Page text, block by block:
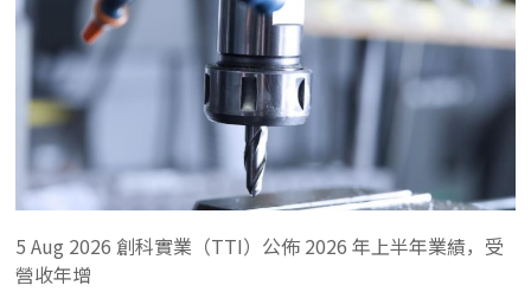
5 Aug 2026 創科實業（TTI）公佈 2026 年上半年業績，受
營收年增